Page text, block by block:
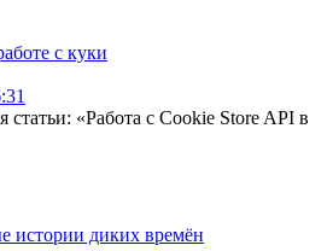
с куки
статьи: «Работа с Cookie Store API в
истории диких времён